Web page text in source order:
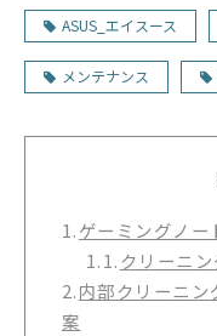
ASUS_エイスース
メンテナンス
1.ゲーミングノー
1.1.クリーニン
2.内部クリーニン
案